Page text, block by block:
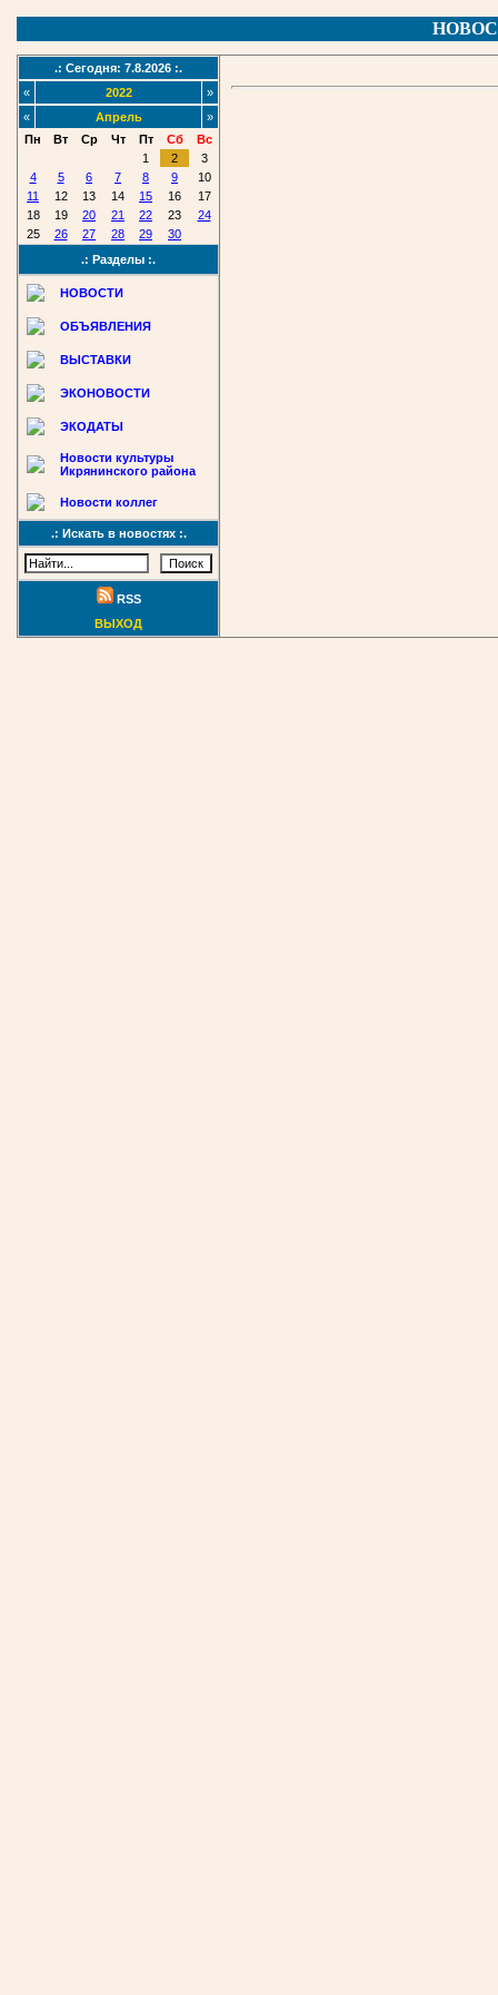
.: Сегодня: 7.8.2026 :.
«
2022
»
«
Апрель
»
Пн
Вт Ср Чт Пт Сб
Вс
1
2
3
4
5 6 7 8 9
10
11
12 13 14 15 16
17
18
19 20 21 22 23
24
25
26 27 28 29
30
.: Разделы :.
НОВОСТИ
ОБЪЯВЛЕНИЯ
ВЫСТАВКИ
ЭКОНОВОСТИ
ЭКОДАТЫ
Новости культуры
Икрянинского района
Новости коллег
.: Искать в новостях :.
RSS
ВЫХОД